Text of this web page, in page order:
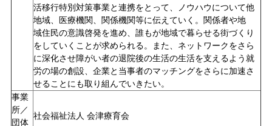
活移行特別対策事業と連携をとって、ノウハウについて他
地域、医療機関、関係機関等に伝えていく。関係者や地
域住民の意識啓発を進め、誰もが地域で暮らせる街づくり
をしていくことが求められる。また、ネットワークをさら
に深化させ障がい者の退院後の生活の生活を支えるよう就
労の場の創設、企業と当事者のマッチングをさらに加速さ
せることにも取り組んでいきたい。
事業
所／
団体
社会福祉法人 会津療育会